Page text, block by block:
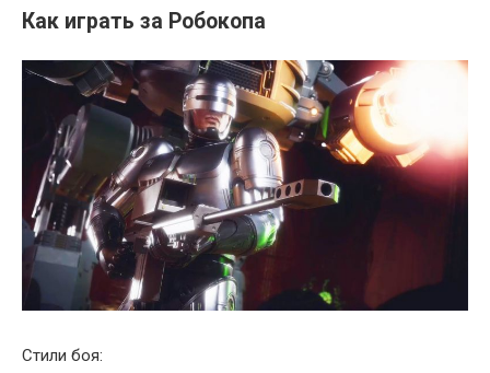
Как играть за Робокопа
Стили боя: